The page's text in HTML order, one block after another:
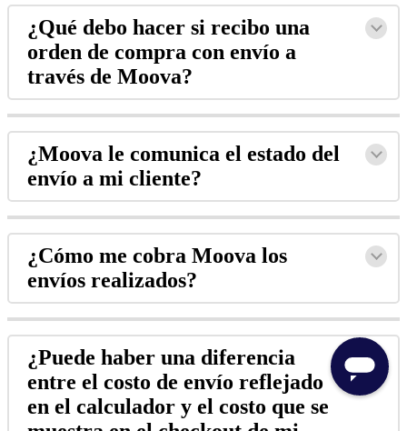
¿Qué debo hacer si recibo una
orden de compra con envío a
través de Moova?
¿Moova le comunica el estado del
envío a mi cliente?
¿Cómo me cobra Moova los
envíos realizados?
¿Puede haber una diferencia
entre el costo de envío reflejado
en el calculador y el costo que se